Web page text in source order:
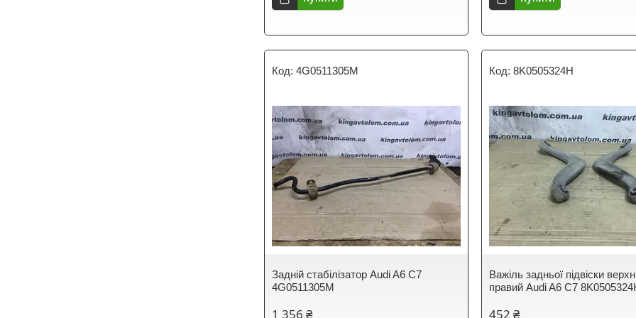
4G0511305M
Задній стабілізатор Audi A6 C7
4G0511305M
1 356 ₴
8K0505324H
Важіль задньої підвіски
правий Audi A6 C7
452 ₴